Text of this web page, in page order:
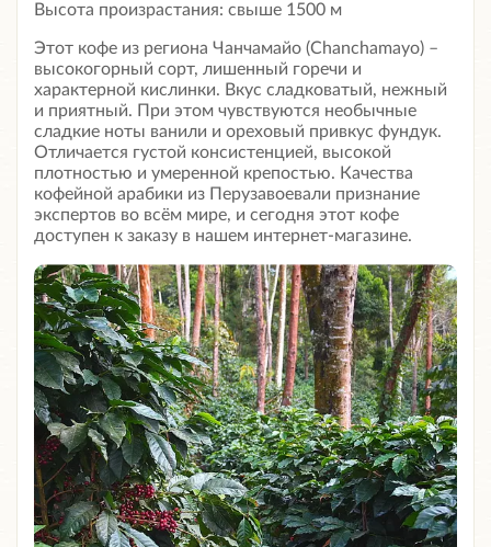
Высота произрастания: свыше 1500 м
Этот кофе из региона Чанчамайо (Chanchamayo) –
высокогорный сорт, лишенный горечи и
характерной кислинки. Вкус сладковатый, нежный
и приятный. При этом чувствуются необычные
сладкие ноты ванили и ореховый привкус фундук.
Отличается густой консистенцией, высокой
плотностью и умеренной крепостью. Качества
кофейной арабики из Перузавоевали признание
экспертов во всём мире, и сегодня этот кофе
доступен к заказу в нашем интернет-магазине.